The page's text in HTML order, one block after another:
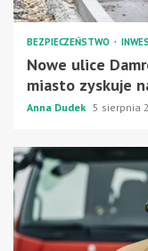
BEZPIECZEŃSTWO
Nowe ulice
miasto zyskuje
Anna Dudek 5 sierpnia